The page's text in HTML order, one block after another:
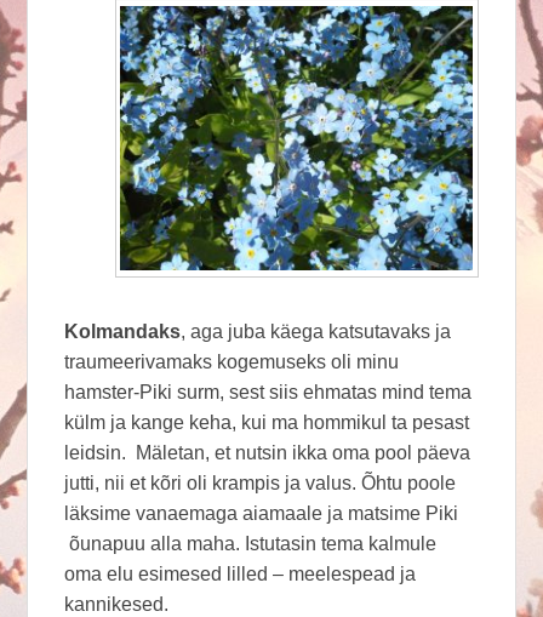
Kolmandaks, aga juba käega katsutavaks ja
traumeerivamaks kogemuseks oli minu
hamster-Piki surm, sest siis ehmatas mind tema
külm ja kange keha, kui ma hommikul ta pesast
leidsin. Mäletan, et nutsin ikka oma pool päeva
jutti, nii et kõri oli krampis ja valus. Õhtu poole
läksime vanaemaga aiamaale ja matsime Piki
õunapuu alla maha. Istutasin tema kalmule
oma elu esimesed lilled – meelespead ja
kannikesed.